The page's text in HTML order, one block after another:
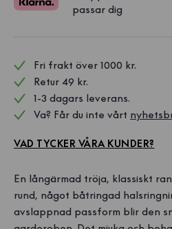
passar dig
Fri frakt över 1000 kr.
Retur 49 kr.
1-3 dagars leverans.
Va? Får du inte vårt
VAD TYCKER VÅRA KUNDER?
En långärmad tröja, klassiskt
rund, något båtringad
avslappnad passform blir den